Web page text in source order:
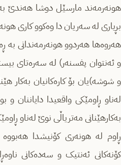
هونەرمەند مارسێل دوشا هەندێ
بڕیاری لە سەریان دا وەکوو کاری
هەروەها هەردوو هونەرمەندانی بە
و ئەنتوان پفسنەر) لە سەرەتای
و شوشە)یان بۆ کارەکانیان بەکار
لەناو ڕاومێکی واقعیدا دایاننان و
بەکارهێنانی مەتریاڵی نوێ لەناو
ڕاوم لە هونەری کۆنیشدا
کۆنەکانی ئەنتیک و سەدەکانی